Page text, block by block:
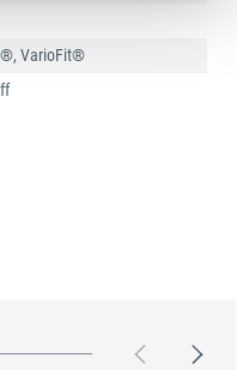
VarioFit®